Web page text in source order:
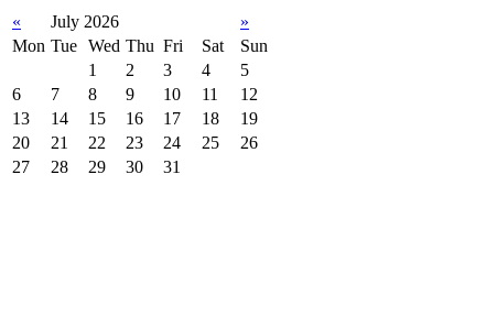
« July 2026
»
Mon Tue Wed Thu Fri Sat
Sun
1
2 3 4
5
6
7 8 9 10 11
12
13
14 15 16 17 18
19
20
21 22 23 24 25
26
27
28 29 30 31